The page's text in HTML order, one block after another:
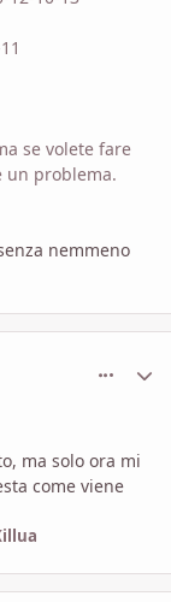
se volete fare
un problema.
nemmeno
ma solo ora mi
come viene